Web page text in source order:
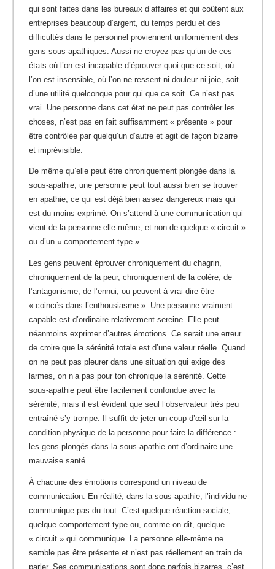
qui sont faites dans les bureaux d’affaires et qui coûtent aux
entreprises beaucoup d’argent, du temps perdu et des
difficultés dans le personnel proviennent uniformément des
gens sous-apathiques. Aussi ne croyez pas qu’un de ces
états où l’on est incapable d’éprouver quoi que ce soit, où
l’on est insensible, où l’on ne ressent ni douleur ni joie, soit
d’une utilité quelconque pour qui que ce soit. Ce n’est pas
vrai. Une personne dans cet état ne peut pas contrôler les
choses, n’est pas en fait suffisamment « présente » pour
être contrôlée par quelqu’un d’autre et agit de façon bizarre
et imprévisible.
De même qu’elle peut être chroniquement plongée dans la
sous-apathie, une personne peut tout aussi bien se trouver
en apathie, ce qui est déjà bien assez dangereux mais qui
est du moins exprimé. On s’attend à une communication qui
vient de la personne elle-même, et non de quelque « circuit »
ou d’un « comportement type ».
Les gens peuvent éprouver chroniquement du chagrin,
chroniquement de la peur, chroniquement de la colère, de
l’antagonisme, de l’ennui, ou peuvent à vrai dire être
« coincés dans l’enthousiasme ». Une personne vraiment
capable est d’ordinaire relativement sereine. Elle peut
néanmoins exprimer d’autres émotions. Ce serait une erreur
de croire que la sérénité totale est d’une valeur réelle. Quand
on ne peut pas pleurer dans une situation qui exige des
larmes, on n’a pas pour ton chronique la sérénité. Cette
sous-apathie peut être facilement confondue avec la
sérénité, mais il est évident que seul l’observateur très peu
entraîné s’y trompe. Il suffit de jeter un coup d’œil sur la
condition physique de la personne pour faire la différence :
les gens plongés dans la sous-apathie ont d’ordinaire une
mauvaise santé.
À chacune des émotions correspond un niveau de
communication. En réalité, dans la sous-apathie, l’individu ne
communique pas du tout. C’est quelque réaction sociale,
quelque comportement type ou, comme on dit, quelque
« circuit » qui communique. La personne elle-même ne
semble pas être présente et n’est pas réellement en train de
parler. Ses communications sont donc parfois bizarres, c’est